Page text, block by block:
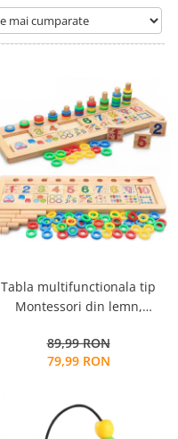
Tabla multifunctionala tip
Montessori din lemn,
multicolore pt cantitate,
numere si operatiuni
89,99 RON
79,99 RON